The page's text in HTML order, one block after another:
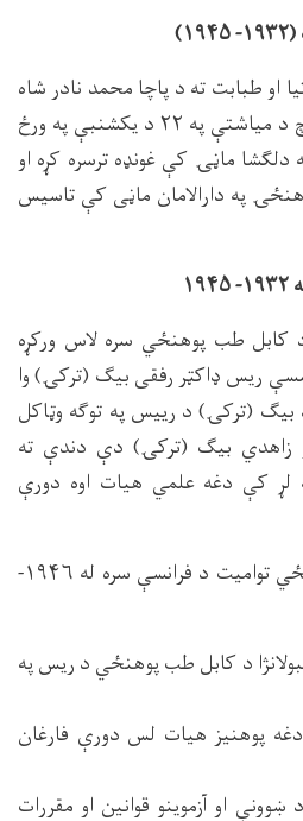
او طبابت ته د پاچا محمد نادر شاه
پاملرنې د ۱۹۳۱ کال د مارچ د میاشتې په ۲۲ د یکشنبې په ورځ
په ۳:۰۰ بجو په دلګشا ماڼۍ کې غونډه ترسره کړه او
په دارالامان ماڼی کې تاسیس
کابل طب پوهنځي سره لاس ورکړه
ریس ډاکټر رفقی بیګ (ترکۍ) وا
بیګ (ترکۍ) د رییس په توګه وټاکل
زاهدي بیګ (ترکۍ) دې دندې ته
لړ کې دغه علمي هیات اوه دورې
دوهم پړاو: دکابل طب پوهنځي توامیت د فرانسې سره له ۱۹۴۶-
کې پرهبولانژا د کابل طب پوهنځي د ریس په
پوهنیز هیات لس دورې فارغان
او آزموینو قوانین او مقررات